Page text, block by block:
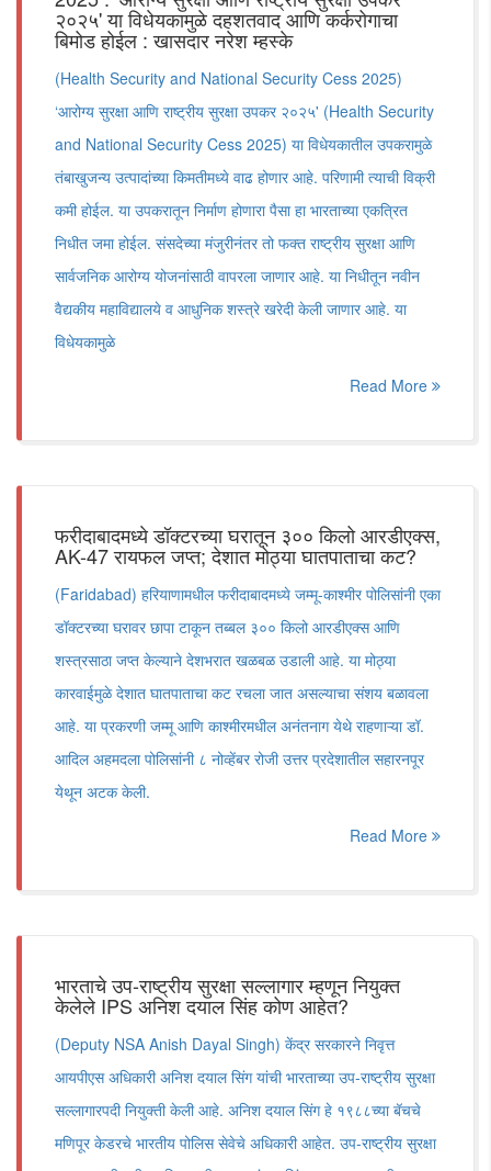
२०२५' या विधेयकामुळे दहशतवाद आणि कर्करोगाचा
बिमोड होईल : खासदार नरेश म्हस्के
(Health Security and National Security Cess 2025)
‘आरोग्य सुरक्षा आणि राष्ट्रीय सुरक्षा उपकर २०२५' (Health Security
and National Security Cess 2025) या विधेयकातील उपकरामुळे
तंबाखुजन्य उत्पादांच्या किमतीमध्ये वाढ होणार आहे. परिणामी त्याची विक्री
कमी होईल. या उपकरातून निर्माण होणारा पैसा हा भारताच्या एकत्रित
निधीत जमा होईल. संसदेच्या मंजुरीनंतर तो फक्त राष्ट्रीय सुरक्षा आणि
सार्वजनिक आरोग्य योजनांसाठी वापरला जाणार आहे. या निधीतून नवीन
वैद्यकीय महाविद्यालये व आधुनिक शस्त्रे खरेदी केली जाणार आहे. या
विधेयकामुळे
Read More
फरीदाबादमध्ये डॉक्टरच्या घरातून ३०० किलो आरडीएक्स,
AK-47 रायफल जप्त; देशात मोठ्या घातपाताचा कट?
(Faridabad) हरियाणामधील फरीदाबादमध्ये जम्मू-काश्मीर पोलिसांनी एका
डॉक्टरच्या घरावर छापा टाकून तब्बल ३०० किलो आरडीएक्स आणि
शस्त्रसाठा जप्त केल्याने देशभरात खळबळ उडाली आहे. या मोठ्या
कारवाईमुळे देशात घातपाताचा कट रचला जात असल्याचा संशय बळावला
आहे. या प्रकरणी जम्मू आणि काश्मीरमधील अनंतनाग येथे राहणाऱ्या डॉ.
आदिल अहमदला पोलिसांनी ८ नोव्हेंबर रोजी उत्तर प्रदेशातील सहारनपूर
येथून अटक केली.
Read More
भारताचे उप-राष्ट्रीय सुरक्षा सल्लागार म्हणून नियुक्त
केलेले IPS अनिश दयाल सिंह कोण आहेत?
(Deputy NSA Anish Dayal Singh) केंद्र सरकारने निवृत्त
आयपीएस अधिकारी अनिश दयाल सिंग यांची भारताच्या उप-राष्ट्रीय सुरक्षा
सल्लागारपदी नियुक्ती केली आहे. अनिश दयाल सिंग हे १९८८च्या बॅचचे
मणिपूर केडरचे भारतीय पोलिस सेवेचे अधिकारी आहेत. उप-राष्ट्रीय सुरक्षा